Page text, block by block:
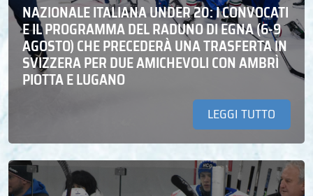
NAZIONALE ITALIANA UNDER 20: I CONVOCATI
E IL PROGRAMMA DEL RADUNO DI EGNA (6-9
AGOSTO) CHE PRECEDERÀ UNA TRASFERTA IN
SVIZZERA PER DUE AMICHEVOLI CON AMBRÌ
PIOTTA E LUGANO
LEGGI TUTTO